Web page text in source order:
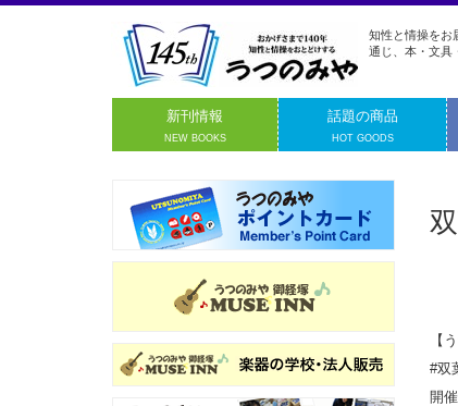
知性と情操をお
通じ、本・文具
新刊情報
NEW BOOKS
話題の商品
HOT GOODS
【
#双
開